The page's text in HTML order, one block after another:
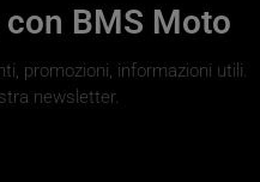
BMS Moto
promozioni, informazioni utili.
newsletter.